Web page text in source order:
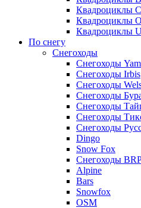
Квадроциклы
Квадроциклы
Квадроциклы
По снегу
Снегоходы
Снегоходы
Снегоходы Irbis
Снегоходы
Снегоходы
Снегоходы
Снегоходы
Снегоходы
Dingo
Snow Fox
Снегоходы
Alpine
Bars
Snowfox
OSM